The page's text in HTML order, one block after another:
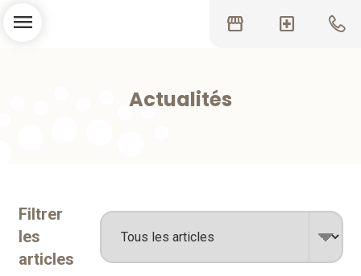
storefront local_hospital
menu
Actualités
Filtrer
les
articles